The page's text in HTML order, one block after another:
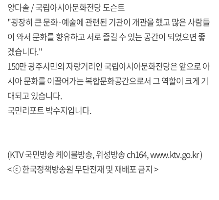
양다솔 / 국립아시아문화전당 도슨트
"굉장히 큰 문화·예술에 관련된 기관이 개관을 했고 많은 사람들
이 와서 문화를 향유하고 서로 즐길 수 있는 공간이 되었으면 좋
겠습니다."
150만 광주시민의 자랑거리인 국립아시아문화전당은 앞으로 아
시아 문화를 이끌어가는 복합문화공간으로서 그 역할이 크게 기
대되고 있습니다.
국민리포트 박수지입니다.
(KTV 국민방송 케이블방송, 위성방송 ch164, www.ktv.go.kr )
< ⓒ 한국정책방송원 무단전재 및 재배포 금지 >